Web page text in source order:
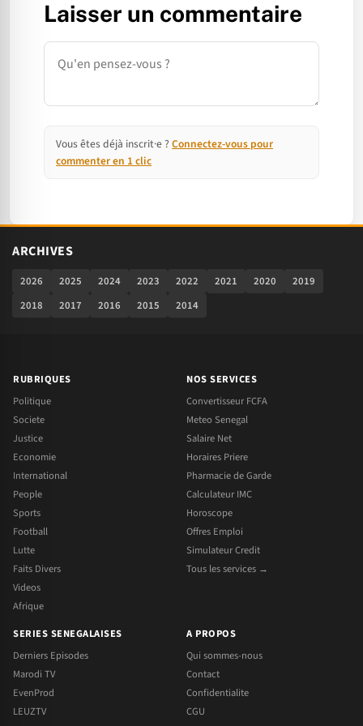
Laisser un commentaire
Commentaire
Vous êtes déjà inscrit·e ? Connectez-vous pour
commenter en 1 clic
ARCHIVES
2026 2025 2024 2023 2022 2021 2020
2019
2018
2017 2016 2015 2014
RUBRIQUES
Politique
Societe
Justice
Economie
International
People
Sports
Football
Lutte
Faits Divers
Videos
Afrique
NOS SERVICES
Convertisseur FCFA
Meteo Senegal
Salaire Net
Horaires Priere
Pharmacie de Garde
Calculateur IMC
Horoscope
Offres Emploi
Simulateur Credit
Tous les services →
SERIES SENEGALAISES
Derniers Episodes
Marodi TV
EvenProd
LEUZTV
A PROPOS
Qui sommes-nous
Contact
Confidentialite
CGU